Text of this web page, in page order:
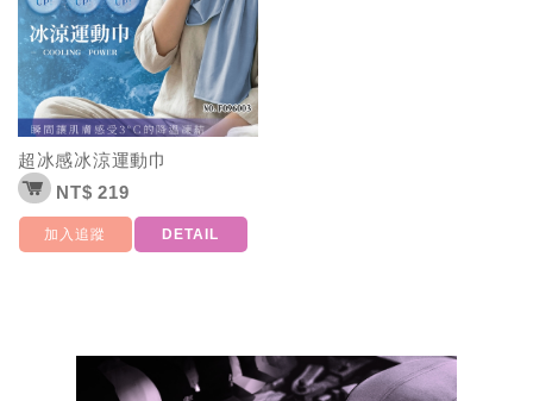
超冰感冰涼運動巾
NT$ 219
加入追蹤 DETAIL